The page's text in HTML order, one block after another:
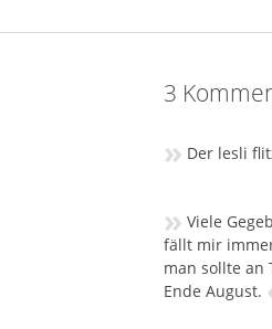
3
» Der lesli
» Viele
fällt mir
man sollte an
Ende August.